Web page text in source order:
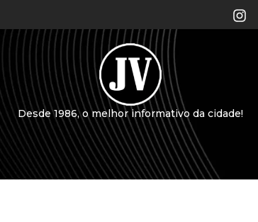
Desde 1986, o melhor informativo da cidade!